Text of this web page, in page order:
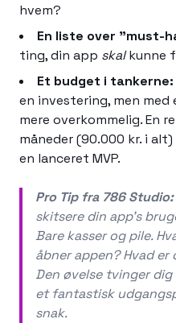
hvem?
En liste over "must-
ting, din app skalkunne
Et budget i tankerne:
en investering, men
mere overkommelig. En
måneder (90.000 kr. i
en lanceret MVP.
Pro Tip fra 786 Studio:
skitsere din app's
Bare kasser og pile.
åbner appen? Hvad
Den øvelse tvinger
et fantastisk
snak.